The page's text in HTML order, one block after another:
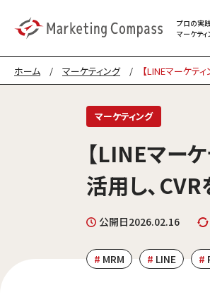
プロの実
マーケティ
ホーム / マーケティング/ 【LINEマーケテ
マーケティング
【LINEマー
活用し、
公開日2026.02.16
MRM LINE